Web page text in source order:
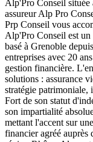
Alp'Pro Conseil située
assureur Alp Pro
Prp Conseil vous
Alp'Pro Conseil est un
basé à Grenoble
entreprises avec 20
gestion financière.
solutions : assurance
stratégie patrimoniale,
Fort de son statut
son impartialité
mettant l'accent sur
financier agréé auprès